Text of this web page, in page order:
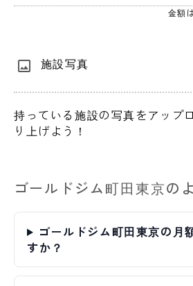
金額
施設写真
持っている施設の写真をアップ
り上げよう！
ゴールドジム町田東京の
ゴールドジム町田東京の月
すか？